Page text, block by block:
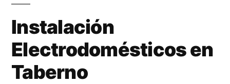
Instalación
Electrodomésticos en
Taberno